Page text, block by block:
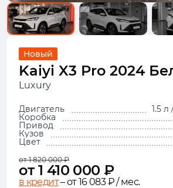
Новый
Kaiyi X3 Pro 2024
Luxury
Двигатель 1.5 л
Коробка
Привод
Кузов
Цвет
от 1 820 000 ₽
от 1 410 000 ₽
в кредит– от 16 083 ₽ / мес.